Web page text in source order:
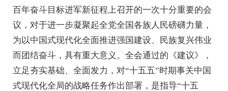
百年奋斗目标进军新征程上召开的一次十分重要的会
议，对于进一步凝聚起全党全国各族人民磅礴力量，
为以中国式现代化全面推进强国建设、民族复兴伟业
而团结奋斗，具有重大意义。全会通过的《建议》，
立足夯实基础、全面发力，对“十五五”时期事关中国
式现代化全局的战略任务作出部署，是指导“十五